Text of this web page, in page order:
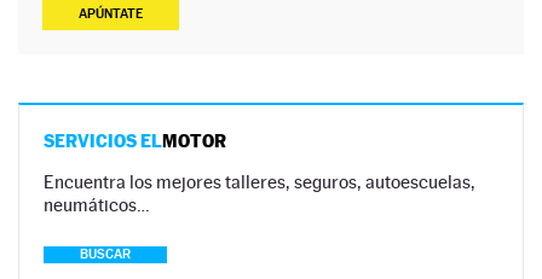
APÚNTATE
SERVICIOS ELMOTOR
Encuentra los mejores talleres, seguros, autoescuelas,
neumáticos…
BUSCAR